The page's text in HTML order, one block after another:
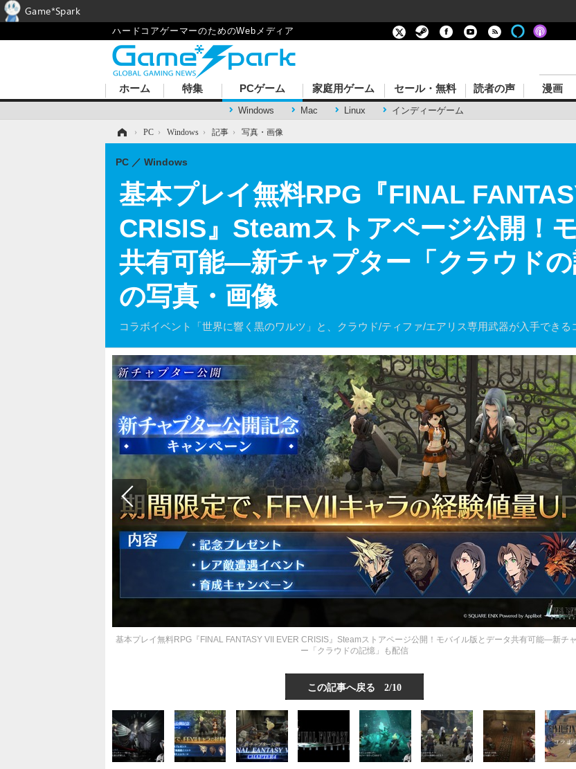
ハードコアゲーマーのためのWebメディア
ホーム 特集 PCゲーム
Windows Mac Linux インディーゲーム
家庭用ゲーム セール・無料 読者の声 漫画
› PC › Windows › 記事 › 写真・画像
基本プレイ無料RPG『FINAL
CRISIS』Steamストアページ公開！
共有可能―新チャプター「クラウドの
の写真・画像
コラボイベント「世界に響く黒のワルツ」と、クラウド/ティファ/エアリス専用武器が入手できる
PC Windows
基本プレイ無料RPG『FINAL FANTASY VII EVER CRISIS』Steamストアページ公開！モバイル版とデータ共有可能―新チ
ー「クラウドの記憶」も配信
この記事へ戻る 2/10
Game*Spark